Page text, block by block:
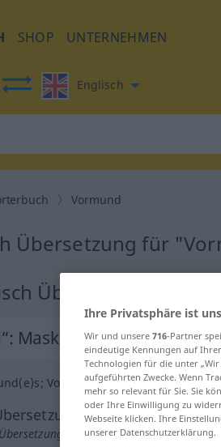
SHOP UNTERNEHMEN
Englisch
Vormund
Übersetzung für
Übersetzung
: Maskulinum
;VormundeodVormünder>
anklicken/antippen)
Ihre Privatsphäre ist
Wir und unsere 716-Partner
eindeutige Kennungen auf
Technologien für die unter
aufgeführten Zwecke. Wenn
mehr so relevant für Sie. Sie
oder Ihre Einwilligung zu
Webseite klicken. Ihre
unserer Datenschutzerklärung.